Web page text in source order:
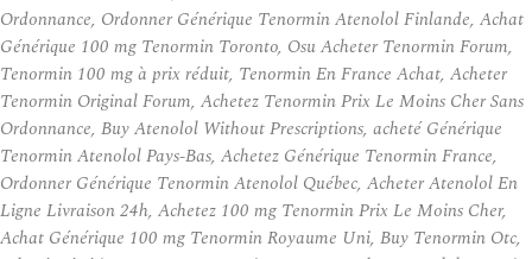
Ordonnance, Ordonner Générique Tenormin Atenolol Finlande, Achat
Générique 100 mg Tenormin Toronto, Osu Acheter Tenormin Forum,
Tenormin 100 mg à prix réduit, Tenormin En France Achat, Acheter
Tenormin Original Forum, Achetez Tenormin Prix Le Moins Cher Sans
Ordonnance, Buy Atenolol Without Prescriptions, acheté Générique
Tenormin Atenolol Pays-Bas, Achetez Générique Tenormin France,
Ordonner Générique Tenormin Atenolol Québec, Acheter Atenolol En
Ligne Livraison 24h, Achetez 100 mg Tenormin Prix Le Moins Cher,
Achat Générique 100 mg Tenormin Royaume Uni, Buy Tenormin Otc,